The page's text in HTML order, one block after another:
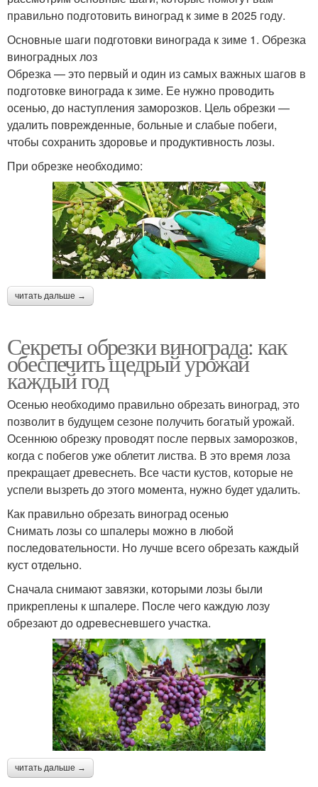
правильно подготовить виноград к зиме в 2025 году.
Основные шаги подготовки винограда к зиме 1. Обрезка
виноградных лоз
Обрезка — это первый и один из самых важных шагов в
подготовке винограда к зиме. Ее нужно проводить
осенью, до наступления заморозков. Цель обрезки —
удалить поврежденные, больные и слабые побеги,
чтобы сохранить здоровье и продуктивность лозы.
При обрезке необходимо:
читать дальше →
Секреты обрезки винограда: как
обеспечить щедрый урожай
каждый год
Осенью необходимо правильно обрезать виноград, это
позволит в будущем сезоне получить богатый урожай.
Осеннюю обрезку проводят после первых заморозков,
когда с побегов уже облетит листва. В это время лоза
прекращает древеснеть. Все части кустов, которые не
успели вызреть до этого момента, нужно будет удалить.
Как правильно обрезать виноград осенью
Снимать лозы со шпалеры можно в любой
последовательности. Но лучше всего обрезать каждый
куст отдельно.
Сначала снимают завязки, которыми лозы были
прикреплены к шпалере. После чего каждую лозу
обрезают до одревесневшего участка.
читать дальше →